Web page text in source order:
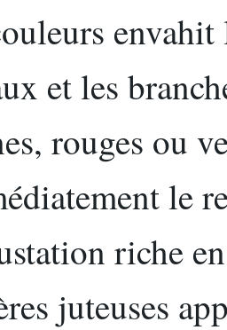
envahit
et les
rouges ou
le
riche
juteuses